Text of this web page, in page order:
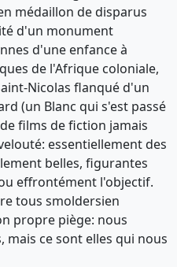
médaillon de disparus
d'un monument
d'une enfance à
de l'Afrique coloniale,
Nicolas flanqué d'un
(un Blanc qui s'est passé
films de fiction jamais
essentiellement des
belles, figurantes
effrontément l'objectif.
tous smoldersien
propre piège: nous
mais ce sont elles qui nous